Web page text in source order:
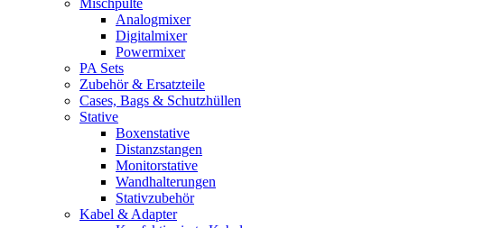
Mischpulte
Analogmixer
Digitalmixer
Powermixer
PA Sets
Zubehör & Ersatzteile
Cases, Bags & Schutzhüllen
Stative
Boxenstative
Distanzstangen
Monitorstative
Wandhalterungen
Stativzubehör
Kabel & Adapter